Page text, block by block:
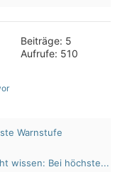
Beiträge: 5
Aufrufe: 510
Warnstufe
wissen: Bei höchste...